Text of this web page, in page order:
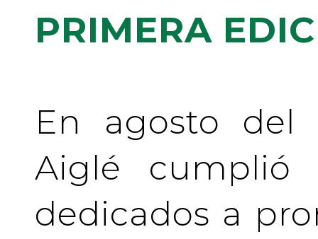
PRIMERA
En agosto del
Aiglé
dedicados a